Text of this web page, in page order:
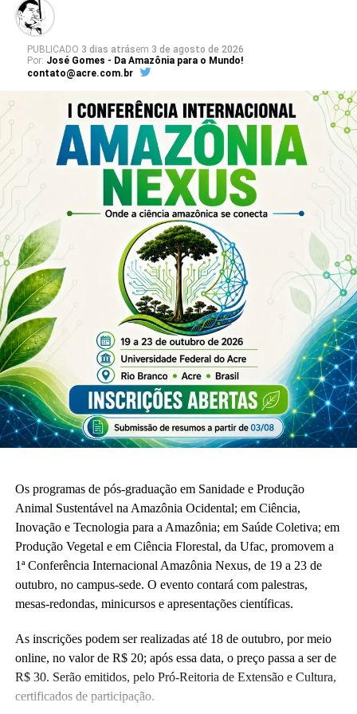
Desenvolvimento Econômico e Políticas Públicas, coordenado
pelo professor Elyson Ferreira de Souza.
Confira os resumos dos trabalhos
Leia Mais: UFAC
PUBLICADO 3 dias atrásem 3 de agosto de 2026
Por: José Gomes - Da Amazônia para o Mundo!
contato@acre.com.br
Os programas de pós-graduação em Sanidade e Produção
Animal Sustentável na Amazônia Ocidental; em Ciência,
Inovação e Tecnologia para a Amazônia; em Saúde Coletiva; em
Produção Vegetal e em Ciência Florestal, da Ufac, promovem a
1ª Conferência Internacional Amazônia Nexus, de 19 a 23 de
outubro, no campus-sede. O evento contará com palestras,
mesas-redondas, minicursos e apresentações científicas.
As inscrições podem ser realizadas até 18 de outubro, por meio
online, no valor de R$ 20; após essa data, o preço passa a ser de
R$ 30. Serão emitidos, pelo Pró-Reitoria de Extensão e Cultura,
certificados de participação.